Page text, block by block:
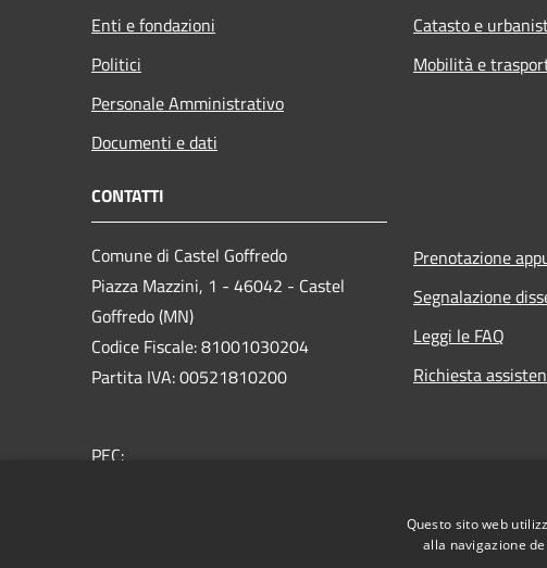
Enti e fondazioni
Politici
Personale Amministrativo
Documenti e dati
Catasto e
Mobilità e
CONTATTI
Comune di Castel Goffredo
Piazza Mazzini, 1 - 46042 - Castel
Goffredo (MN)
Codice Fiscale: 81001030204
Partita IVA: 00521810200
PEC:
Prenotazione
Segnalazione
Leggi le FAQ
Richiesta
Questo sito web
alla navigazione